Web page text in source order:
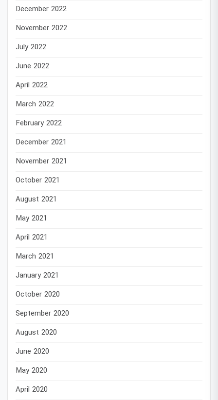
December 2022
November 2022
July 2022
June 2022
April 2022
March 2022
February 2022
December 2021
November 2021
October 2021
August 2021
May 2021
April 2021
March 2021
January 2021
October 2020
September 2020
August 2020
June 2020
May 2020
April 2020